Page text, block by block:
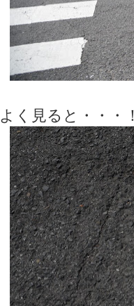
よく見ると・・・！